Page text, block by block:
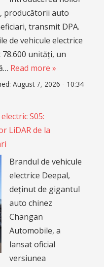
producătorii auto
transmit DPA.
de vehicule electrice
unități, un
Read more »
August 7, 2026 - 10:34
S05:
LiDAR de la
Brandul de vehicule
electrice Deepal,
deținut de gigantul
auto chinez
Changan
Automobile, a
lansat oficial
versiunea